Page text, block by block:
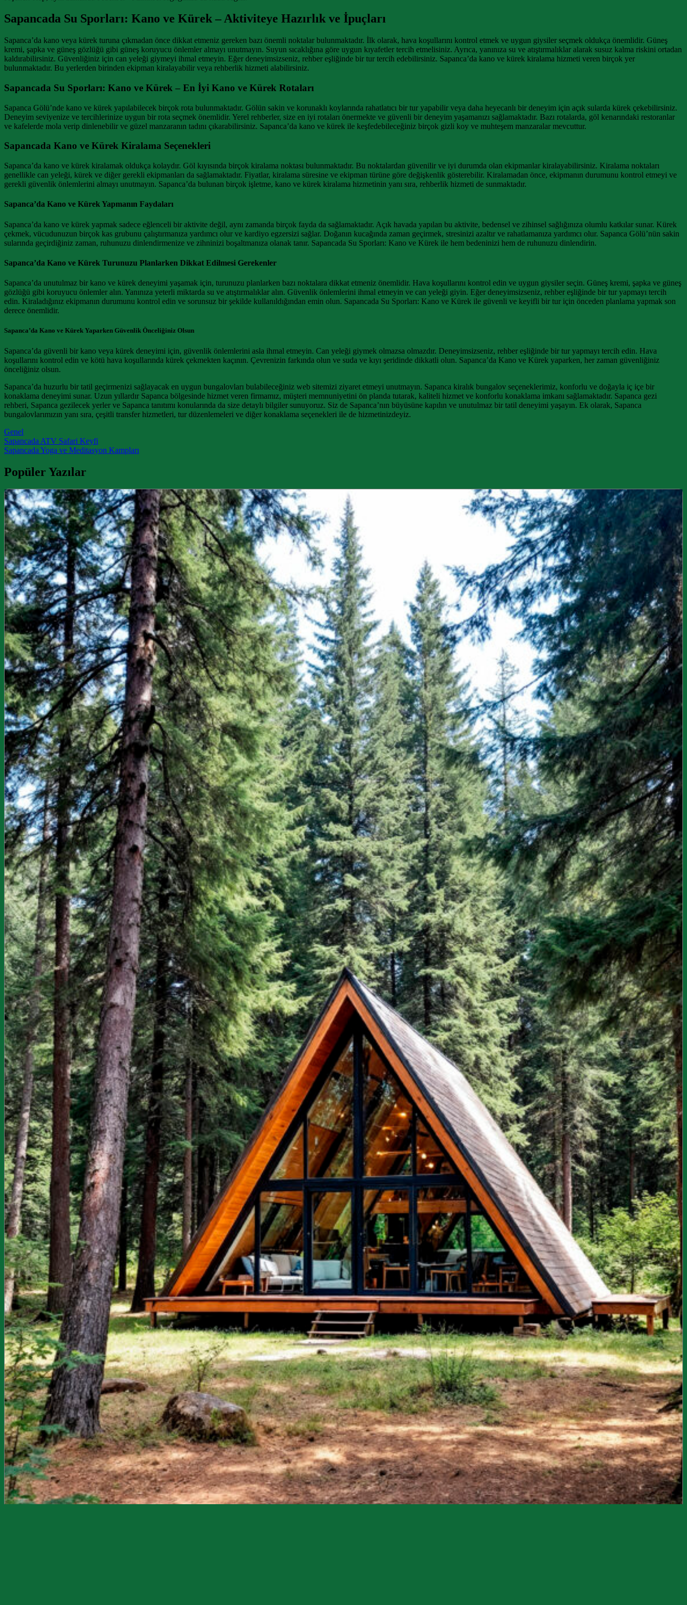
Sapancada Su Sporları: Kano ve Kürek – Aktiviteye Hazırlık ve İpuçları
Sapanca’da kano veya kürek turuna çıkmadan önce dikkat etmeniz gereken bazı önemli noktalar bulunmaktadır. İlk olarak, hava koşullarını kontrol etmek ve uygun giysiler seçmek oldukça önemlidir. Güneş
kremi, şapka ve güneş gözlüğü gibi güneş koruyucu önlemler almayı unutmayın. Suyun sıcaklığına göre uygun kıyafetler tercih etmelisiniz. Ayrıca, yanınıza su ve atıştırmalıklar alarak susuz kalma riskini ortadan
kaldırabilirsiniz. Güvenliğiniz için can yeleği giymeyi ihmal etmeyin. Eğer deneyimsizseniz, rehber eşliğinde bir tur tercih edebilirsiniz. Sapanca’da kano ve kürek kiralama hizmeti veren birçok yer
bulunmaktadır. Bu yerlerden birinden ekipman kiralayabilir veya rehberlik hizmeti alabilirsiniz.
Sapancada Su Sporları: Kano ve Kürek – En İyi Kano ve Kürek Rotaları
Sapanca Gölü’nde kano ve kürek yapılabilecek birçok rota bulunmaktadır. Gölün sakin ve korunaklı koylarında rahatlatıcı bir tur yapabilir veya daha heyecanlı bir deneyim için açık sularda kürek çekebilirsiniz.
Deneyim seviyenize ve tercihlerinize uygun bir rota seçmek önemlidir. Yerel rehberler, size en iyi rotaları önermekte ve güvenli bir deneyim yaşamanızı sağlamaktadır. Bazı rotalarda, göl kenarındaki restoranlar
ve kafelerde mola verip dinlenebilir ve güzel manzaranın tadını çıkarabilirsiniz. Sapanca’da kano ve kürek ile keşfedebileceğiniz birçok gizli koy ve muhteşem manzaralar mevcuttur.
Sapancada Kano ve Kürek Kiralama Seçenekleri
Sapanca’da kano ve kürek kiralamak oldukça kolaydır. Göl kıyısında birçok kiralama noktası bulunmaktadır. Bu noktalardan güvenilir ve iyi durumda olan ekipmanlar kiralayabilirsiniz. Kiralama noktaları
genellikle can yeleği, kürek ve diğer gerekli ekipmanları da sağlamaktadır. Fiyatlar, kiralama süresine ve ekipman türüne göre değişkenlik gösterebilir. Kiralamadan önce, ekipmanın durumunu kontrol etmeyi ve
gerekli güvenlik önlemlerini almayı unutmayın. Sapanca’da bulunan birçok işletme, kano ve kürek kiralama hizmetinin yanı sıra, rehberlik hizmeti de sunmaktadır.
Sapanca’da Kano ve Kürek Yapmanın Faydaları
Sapanca’da kano ve kürek yapmak sadece eğlenceli bir aktivite değil, aynı zamanda birçok fayda da sağlamaktadır. Açık havada yapılan bu aktivite, bedensel ve zihinsel sağlığınıza olumlu katkılar sunar. Kürek
çekmek, vücudunuzun birçok kas grubunu çalıştırmanıza yardımcı olur ve kardiyo egzersizi sağlar. Doğanın kucağında zaman geçirmek, stresinizi azaltır ve rahatlamanıza yardımcı olur. Sapanca Gölü’nün sakin
sularında geçirdiğiniz zaman, ruhunuzu dinlendirmenize ve zihninizi boşaltmanıza olanak tanır. Sapancada Su Sporları: Kano ve Kürek ile hem bedeninizi hem de ruhunuzu dinlendirin.
Sapanca’da Kano ve Kürek Turunuzu Planlarken Dikkat Edilmesi Gerekenler
Sapanca’da unutulmaz bir kano ve kürek deneyimi yaşamak için, turunuzu planlarken bazı noktalara dikkat etmeniz önemlidir. Hava koşullarını kontrol edin ve uygun giysiler seçin. Güneş kremi, şapka ve güneş
gözlüğü gibi koruyucu önlemler alın. Yanınıza yeterli miktarda su ve atıştırmalıklar alın. Güvenlik önlemlerini ihmal etmeyin ve can yeleği giyin. Eğer deneyimsizseniz, rehber eşliğinde bir tur yapmayı tercih
edin. Kiraladığınız ekipmanın durumunu kontrol edin ve sorunsuz bir şekilde kullanıldığından emin olun. Sapancada Su Sporları: Kano ve Kürek ile güvenli ve keyifli bir tur için önceden planlama yapmak son
derece önemlidir.
Sapanca’da Kano ve Kürek Yaparken Güvenlik Önceliğiniz Olsun
Sapanca’da güvenli bir kano veya kürek deneyimi için, güvenlik önlemlerini asla ihmal etmeyin. Can yeleği giymek olmazsa olmazdır. Deneyimsizseniz, rehber eşliğinde bir tur yapmayı tercih edin. Hava
koşullarını kontrol edin ve kötü hava koşullarında kürek çekmekten kaçının. Çevrenizin farkında olun ve suda ve kıyı şeridinde dikkatli olun. Sapanca’da Kano ve Kürek yaparken, her zaman güvenliğiniz
önceliğiniz olsun.
Sapanca’da huzurlu bir tatil geçirmenizi sağlayacak en uygun bungalovları bulabileceğiniz web sitemizi ziyaret etmeyi unutmayın. Sapanca kiralık bungalov seçeneklerimiz, konforlu ve doğayla iç içe bir
konaklama deneyimi sunar. Uzun yıllardır Sapanca bölgesinde hizmet veren firmamız, müşteri memnuniyetini ön planda tutarak, kaliteli hizmet ve konforlu konaklama imkanı sağlamaktadır. Sapanca gezi
rehberi, Sapanca gezilecek yerler ve Sapanca tanıtımı konularında da size detaylı bilgiler sunuyoruz. Siz de Sapanca’nın büyüsüne kapılın ve unutulmaz bir tatil deneyimi yaşayın. Ek olarak, Sapanca
bungalovlarımızın yanı sıra, çeşitli transfer hizmetleri, tur düzenlemeleri ve diğer konaklama seçenekleri ile de hizmetinizdeyiz.
Genel
Post navigation
Sapancada ATV Safari Keyfi
Sapancada Yoga ve Meditasyon Kampları
Popüler Yazılar